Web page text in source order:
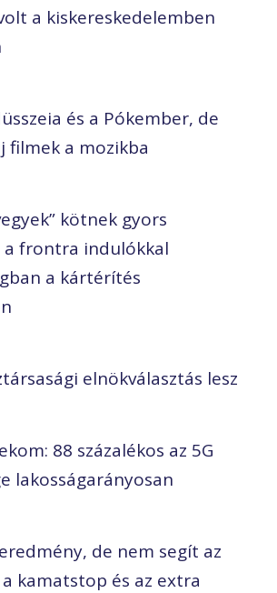
a kiskereskedelemben
és a Pókember, de
filmek a mozikba
kötnek gyors
a frontra indulókkal
a kártérítés
elnökválasztás lesz
88 százalékos az 5G
lakosságarányosan
de nem segít az
kamatstop és az extra